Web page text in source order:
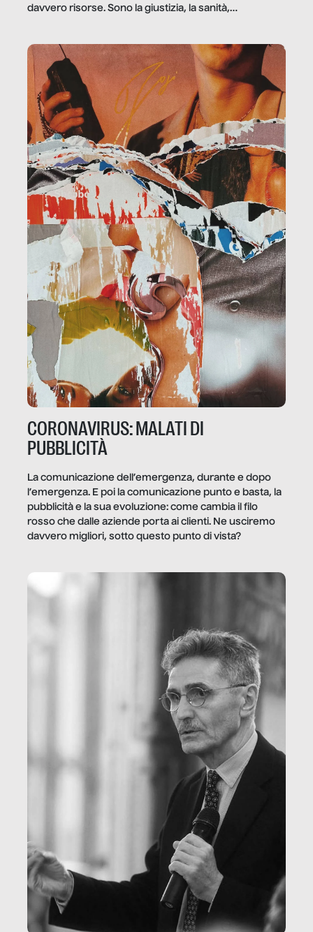
davvero risorse. Sono la giustizia, la sanità,
CORONAVIRUS: MALATI DI
PUBBLICITÀ
La comunicazione dell’emergenza, durante e dopo
l’emergenza. E poi la comunicazione punto e basta, la
pubblicità e la sua evoluzione: come cambia il filo
rosso che dalle aziende porta ai clienti. Ne usciremo
davvero migliori, sotto questo punto di vista?